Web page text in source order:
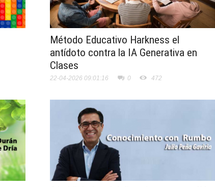
Método Educativo Harkness el
antídoto contra la IA Generativa en
Clases
22-04-2026 09:01:16 0 472